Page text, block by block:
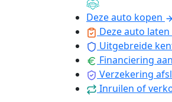
Deze auto kopen
Deze auto
Uitgebreide
Financiering
Verzekering
Inruilen of